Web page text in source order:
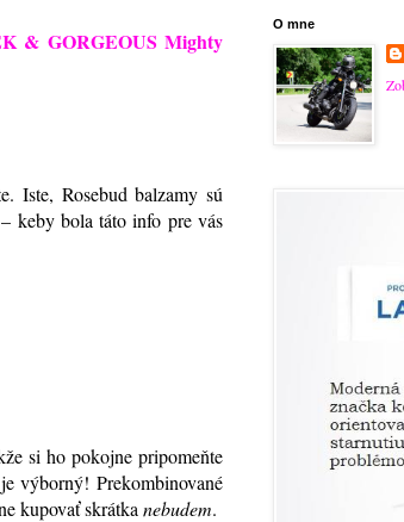
& GORGEOUS Mighty
Iste, Rosebud balzamy sú
keby bola táto info pre vás
si ho pokojne pripomeňte
výborný! Prekombinované
kupovať skrátka nebudem.
O mne